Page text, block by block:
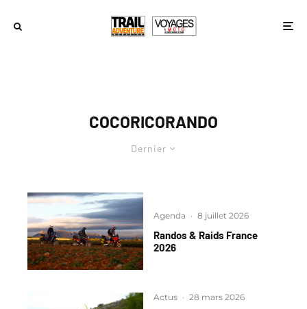
COCORICORANDO
Dernier
Agenda · 8 juillet 2026
Randos & Raids France
2026
Actus · 28 mars 2026